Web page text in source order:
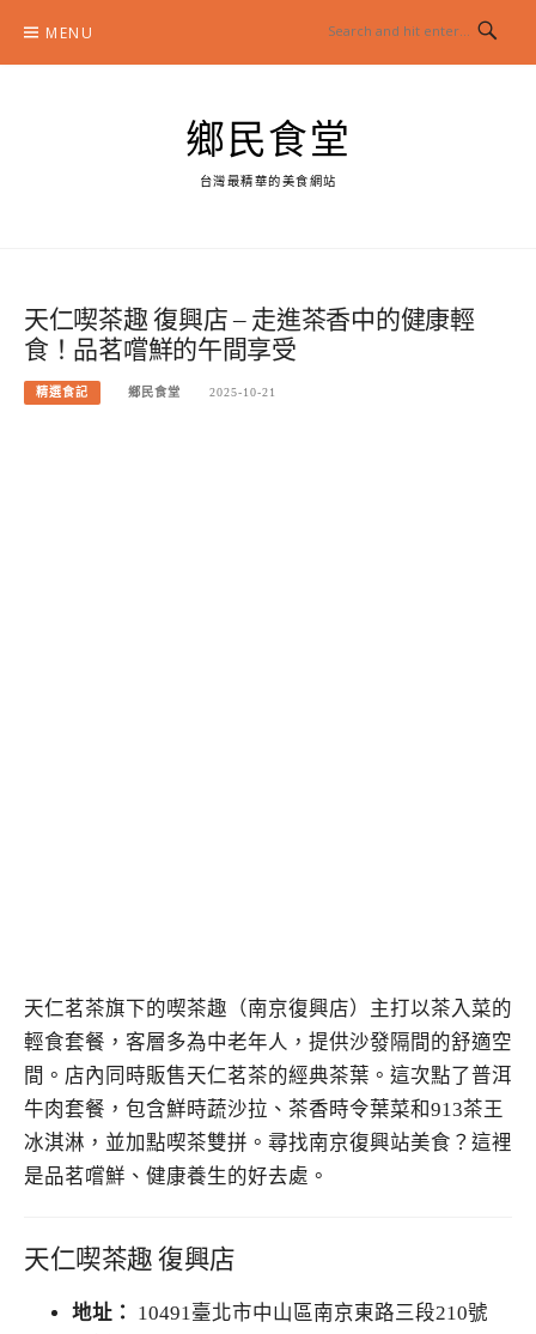
content
MENU
鄉民食堂
台灣最精華的美食網站
天仁喫茶趣 復興店 – 走進茶香中的健康輕
食！品茗嚐鮮的午間享受
精選食記 鄉民食堂 2025-10-21
天仁茗茶旗下的喫茶趣（南京復興店）主打以茶入菜的
輕食套餐，客層多為中老年人，提供沙發隔間的舒適空
間。店內同時販售天仁茗茶的經典茶葉。這次點了普洱
牛肉套餐，包含鮮時蔬沙拉、茶香時令葉菜和913茶王
冰淇淋，並加點喫茶雙拼。尋找南京復興站美食？這裡
是品茗嚐鮮、健康養生的好去處。
天仁喫茶趣 復興店
地址：
10491臺北市中山區南京東路三段210號